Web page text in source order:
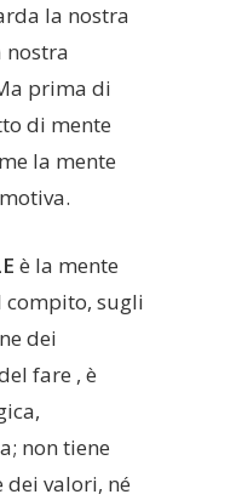
la nostra
nostra
prima di
di mente
la mente
è la mente
compito, sugli
dei
fare , è
non tiene
dei valori, né